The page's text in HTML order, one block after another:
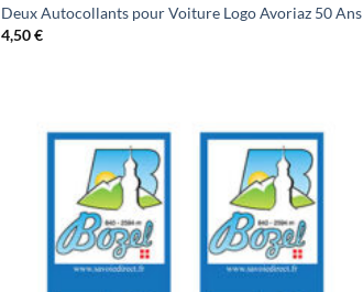
Deux Autocollants pour Voiture Logo Avoriaz 50 Ans
4,50€